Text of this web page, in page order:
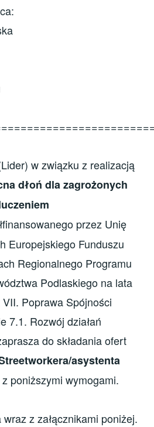
w związku z realizacją
dłoń dla zagrożonych
przez Unię
Europejskiego Funduszu
Regionalnego Programu
Podlaskiego na lata
Poprawa Spójności
7.1. Rozwój działań
do składania ofert
asystenta
poniższymi wymogami.
z załącznikami poniżej.